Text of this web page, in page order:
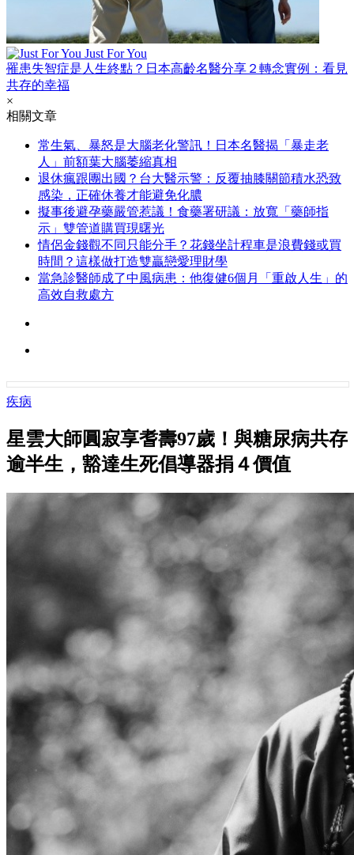
Just For You
罹患失智症是人生終點？日本高齡名醫分享２轉念實例：看見
共存的幸福
×
相關文章
常生氣、暴怒是大腦老化警訊！日本名醫揭「暴走老
人」前額葉大腦萎縮真相
退休瘋跟團出國？台大醫示警：反覆抽膝關節積水恐致
感染，正確休養才能避免化膿
擬事後避孕藥嚴管惹議！食藥署研議：放寬「藥師指
示」雙管道購買現曙光
情侶金錢觀不同只能分手？花錢坐計程車是浪費錢或買
時間？這樣做打造雙贏戀愛理財學
當急診醫師成了中風病患：他復健6個月「重啟人生」的
高效自救處方
疾病
星雲大師圓寂享耆壽97歲！與糖尿病共存
逾半生，豁達生死倡導器捐４價值